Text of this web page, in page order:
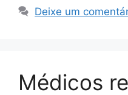
Deixe um
Médicos